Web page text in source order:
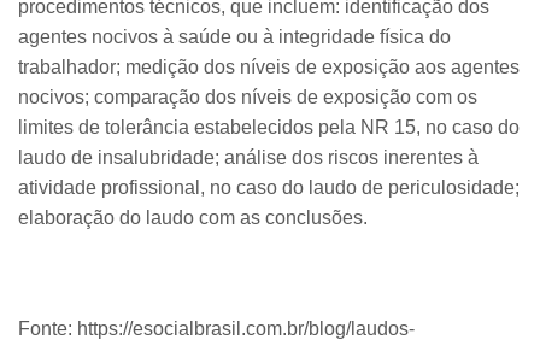
procedimentos técnicos, que incluem: identificação dos
agentes nocivos à saúde ou à integridade física do
trabalhador; medição dos níveis de exposição aos agentes
nocivos; comparação dos níveis de exposição com os
limites de tolerância estabelecidos pela NR 15, no caso do
laudo de insalubridade; análise dos riscos inerentes à
atividade profissional, no caso do laudo de periculosidade;
elaboração do laudo com as conclusões.
Fonte: https://esocialbrasil.com.br/blog/laudos-